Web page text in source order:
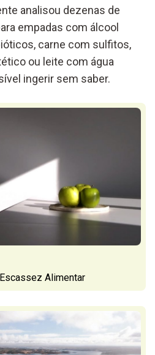
analisou dezenas de
empadas com álcool
carne com sulfitos,
ou leite com água
ingerir sem saber.
Alimentar